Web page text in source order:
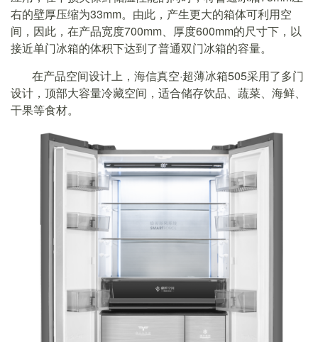
右的壁厚压缩为33mm。由此，产生更大的箱体可利用空
间，因此，在产品宽度700mm、厚度600mm的尺寸下，以
接近单门冰箱的体积下达到了普通双门冰箱的容量。
在产品空间设计上，海信真空·超薄冰箱505采用了多门
设计，顶部大容量冷藏空间，适合储存饮品、蔬菜、海鲜、
干果等食材。